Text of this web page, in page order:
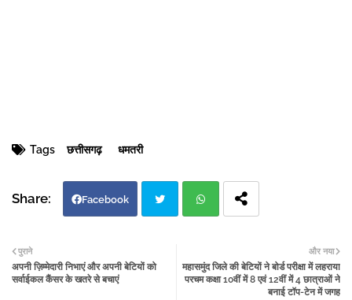
Tags छत्तीसगढ़ धमतरी
Facebook
tter atsa
और नया
महासमुंद जिले की बेटियों ने बोर्ड परीक्षा में लहराया
परचम कक्षा 10वीं में 8 एवं 12वीं में 4 छात्राओं ने
बनाई टॉप-टेन में जगह
पुराने
अपनी ज़िम्मेदारी निभाएं और अपनी बेटियों को
सर्वाईकल कैंसर के खतरे से बचाएं